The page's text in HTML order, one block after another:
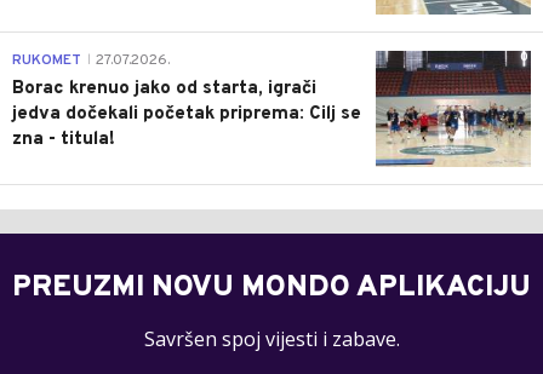
0
RUKOMET 27.07.2026.
Borac krenuo jako od starta, igrači
jedva dočekali početak priprema: Cilj se
zna - titula!
PREUZMI NOVU MONDO APLIKACIJU
Savršen spoj vijesti i zabave.